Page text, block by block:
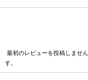
価
最初のレビューを投稿しませ
す。